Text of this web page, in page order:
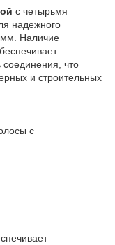
с четырьмя
надежного
мм. Наличие
соединения, что
и строительных
с